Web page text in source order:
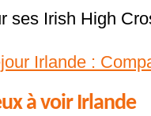
ses Irish High
Irlande :
à voir Irlande